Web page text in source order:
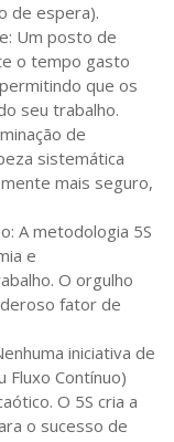
de espera).
Um posto de
o tempo gasto
que os
seu trabalho.
de
sistemática
mais seguro,
A metodologia 5S
e
O orgulho
fator de
iniciativa de
Fluxo Contínuo)
O 5S cria a
o sucesso de